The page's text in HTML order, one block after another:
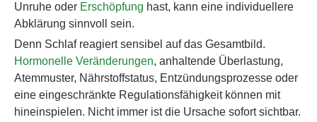
Unruhe oder Erschöpfung hast, kann eine individuellere
Abklärung sinnvoll sein.
Denn Schlaf reagiert sensibel auf das Gesamtbild.
Hormonelle Veränderungen, anhaltende Überlastung,
Atemmuster, Nährstoffstatus, Entzündungsprozesse oder
eine eingeschränkte Regulationsfähigkeit können mit
hineinspielen. Nicht immer ist die Ursache sofort sichtbar.